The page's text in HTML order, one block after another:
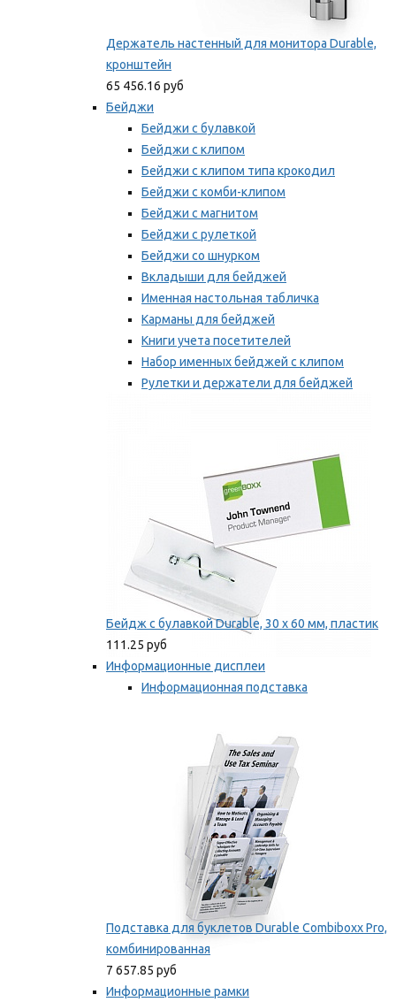
Держатель настенный для монитора Durable,
кронштейн
65 456.16 руб
Бейджи
Бейджи с булавкой
Бейджи с клипом
Бейджи с клипом типа крокодил
Бейджи с комби-клипом
Бейджи с магнитом
Бейджи с рулеткой
Бейджи со шнурком
Вкладыши для бейджей
Именная настольная табличка
Карманы для бейджей
Книги учета посетителей
Набор именных бейджей с клипом
Рулетки и держатели для бейджей
Бейдж с булавкой Durable, 30 х 60 мм, пластик
111.25 руб
Информационные дисплеи
Информационная подставка
Подставка для буклетов Durable Combiboxx Pro,
комбинированная
7 657.85 руб
Информационные рамки